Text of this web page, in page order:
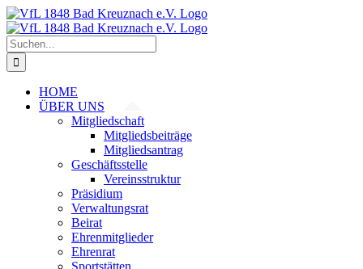
Zum
Inhalt
springen
Suche
nach:
HOME
ÜBER UNS
Mitgliedschaft
Mitgliedsbeiträge
Mitgliedsantrag
Geschäftsstelle
Vereinsstruktur
Präsidium
Verwaltungsrat
Beirat
Ehrenmitglieder
Ehrenrat
Sportstätten